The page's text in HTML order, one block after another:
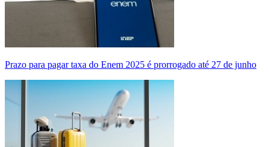
Prazo para pagar taxa do Enem 2025 é prorrogado até 27 de junho